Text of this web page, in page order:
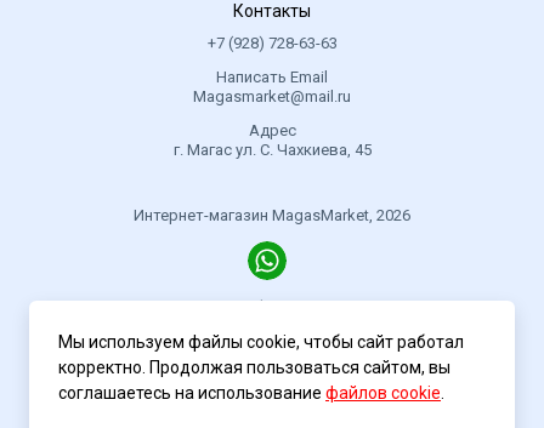
Контакты
+7 (928) 728-63-63
Написать Email
Magasmarket@mail.ru
Адрес
г. Магас ул. С. Чахкиева, 45
Интернет-магазин MagasMarket, 2026
Политика конфиденциальности
Мы используем файлы cookie, чтобы сайт работал
корректно. Продолжая пользоваться сайтом, вы
соглашаетесь на использование файлов cookie